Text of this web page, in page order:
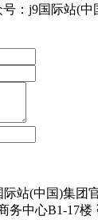
：j9国际站(中
际站(中国)集团
务中心B1-17楼